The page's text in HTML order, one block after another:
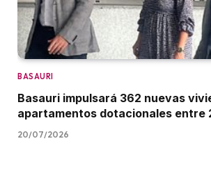
BASAURI
Basauri impulsará 362 nuevas
apartamentos dotacionales entre
20/07/2026